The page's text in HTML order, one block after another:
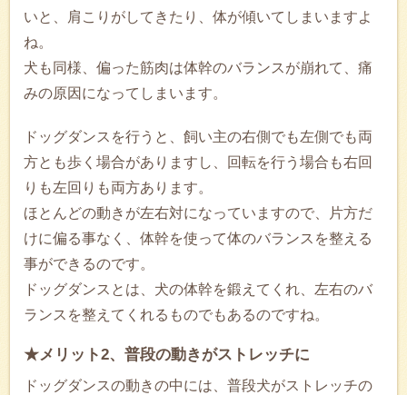
いと、肩こりがしてきたり、体が傾いてしまいますよ
ね。
犬も同様、偏った筋肉は体幹のバランスが崩れて、痛
みの原因になってしまいます。
ドッグダンスを行うと、飼い主の右側でも左側でも両
方とも歩く場合がありますし、回転を行う場合も右回
りも左回りも両方あります。
ほとんどの動きが左右対になっていますので、片方だ
けに偏る事なく、体幹を使って体のバランスを整える
事ができるのです。
ドッグダンスとは、犬の体幹を鍛えてくれ、左右のバ
ランスを整えてくれるものでもあるのですね。
★メリット2、普段の動きがストレッチに
ドッグダンスの動きの中には、普段犬がストレッチの